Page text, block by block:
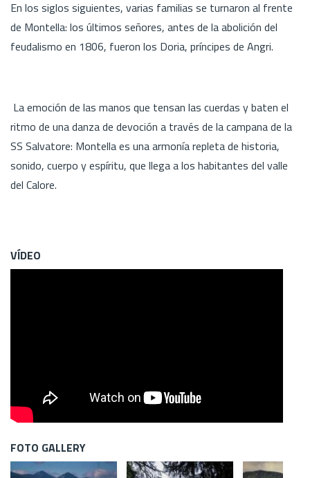
En los siglos siguientes, varias familias se turnaron al frente
de Montella: los últimos señores, antes de la abolición del
feudalismo en 1806, fueron los Doria, príncipes de Angri.
La emoción de las manos que tensan las cuerdas y baten el
ritmo de una danza de devoción a través de la campana de la
SS Salvatore: Montella es una armonía repleta de historia,
sonido, cuerpo y espíritu, que llega a los habitantes del valle
del Calore.
VÍDEO
FOTO GALLERY